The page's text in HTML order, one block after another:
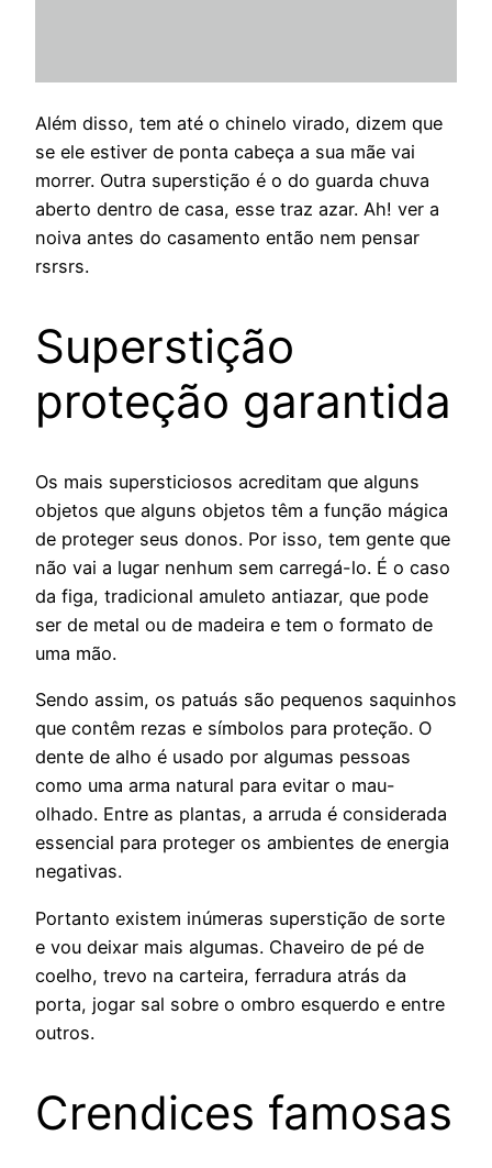
Além disso, tem até o chinelo virado, dizem que
se ele estiver de ponta cabeça a sua mãe vai
morrer. Outra superstição é o do guarda chuva
aberto dentro de casa, esse traz azar. Ah! ver a
noiva antes do casamento então nem pensar
rsrsrs.
Superstição
proteção garantida
Os mais supersticiosos acreditam que alguns
objetos que alguns objetos têm a função mágica
de proteger seus donos. Por isso, tem gente que
não vai a lugar nenhum sem carregá-lo. É o caso
da figa, tradicional amuleto antiazar, que pode
ser de metal ou de madeira e tem o formato de
uma mão.
Sendo assim, os patuás são pequenos saquinhos
que contêm rezas e símbolos para proteção. O
dente de alho é usado por algumas pessoas
como uma arma natural para evitar o mau-
olhado. Entre as plantas, a arruda é considerada
essencial para proteger os ambientes de energia
negativas.
Portanto existem inúmeras superstição de sorte
e vou deixar mais algumas. Chaveiro de pé de
coelho, trevo na carteira, ferradura atrás da
porta, jogar sal sobre o ombro esquerdo e entre
outros.
Crendices famosas